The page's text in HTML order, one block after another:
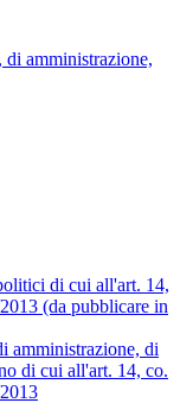
amministrazione,
di cui all'art. 14,
(da pubblicare in
amministrazione, di
di cui all'art. 14, co.